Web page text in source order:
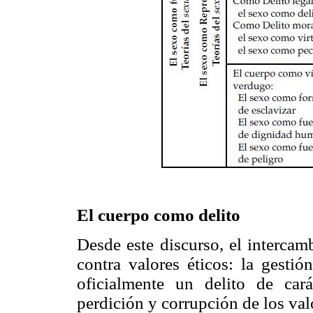
El cuerpo como delito
Desde este discurso, el
contra valores éticos: la
oficialmente un delito de
perdición y corrupción de los